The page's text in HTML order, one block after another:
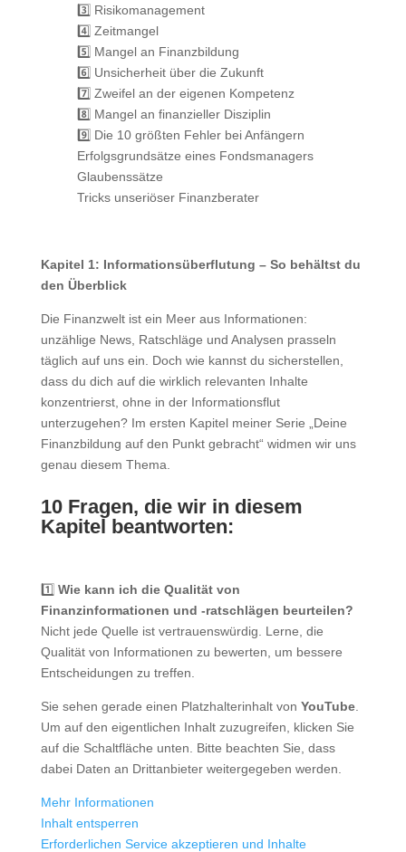
3️⃣ Risikomanagement
4️⃣ Zeitmangel
5️⃣ Mangel an Finanzbildung
6️⃣ Unsicherheit über die Zukunft
7️⃣ Zweifel an der eigenen Kompetenz
8️⃣ Mangel an finanzieller Disziplin
9️⃣ Die 10 größten Fehler bei Anfängern
Erfolgsgrundsätze eines Fondsmanagers
Glaubenssätze
Tricks unseriöser Finanzberater
Kapitel 1: Informationsüberflutung – So behältst du
den Überblick
Die Finanzwelt ist ein Meer aus Informationen:
unzählige News, Ratschläge und Analysen prasseln
täglich auf uns ein. Doch wie kannst du sicherstellen,
dass du dich auf die wirklich relevanten Inhalte
konzentrierst, ohne in der Informationsflut
unterzugehen? Im ersten Kapitel meiner Serie „Deine
Finanzbildung auf den Punkt gebracht“ widmen wir uns
genau diesem Thema.
10 Fragen, die wir in diesem
Kapitel beantworten:
1️⃣ Wie kann ich die Qualität von
Finanzinformationen und -ratschlägen beurteilen?
Nicht jede Quelle ist vertrauenswürdig. Lerne, die
Qualität von Informationen zu bewerten, um bessere
Entscheidungen zu treffen.
Sie sehen gerade einen Platzhalterinhalt von YouTube.
Um auf den eigentlichen Inhalt zuzugreifen, klicken Sie
auf die Schaltfläche unten. Bitte beachten Sie, dass
dabei Daten an Drittanbieter weitergegeben werden.
Mehr Informationen
Inhalt entsperren
Erforderlichen Service akzeptieren und Inhalte